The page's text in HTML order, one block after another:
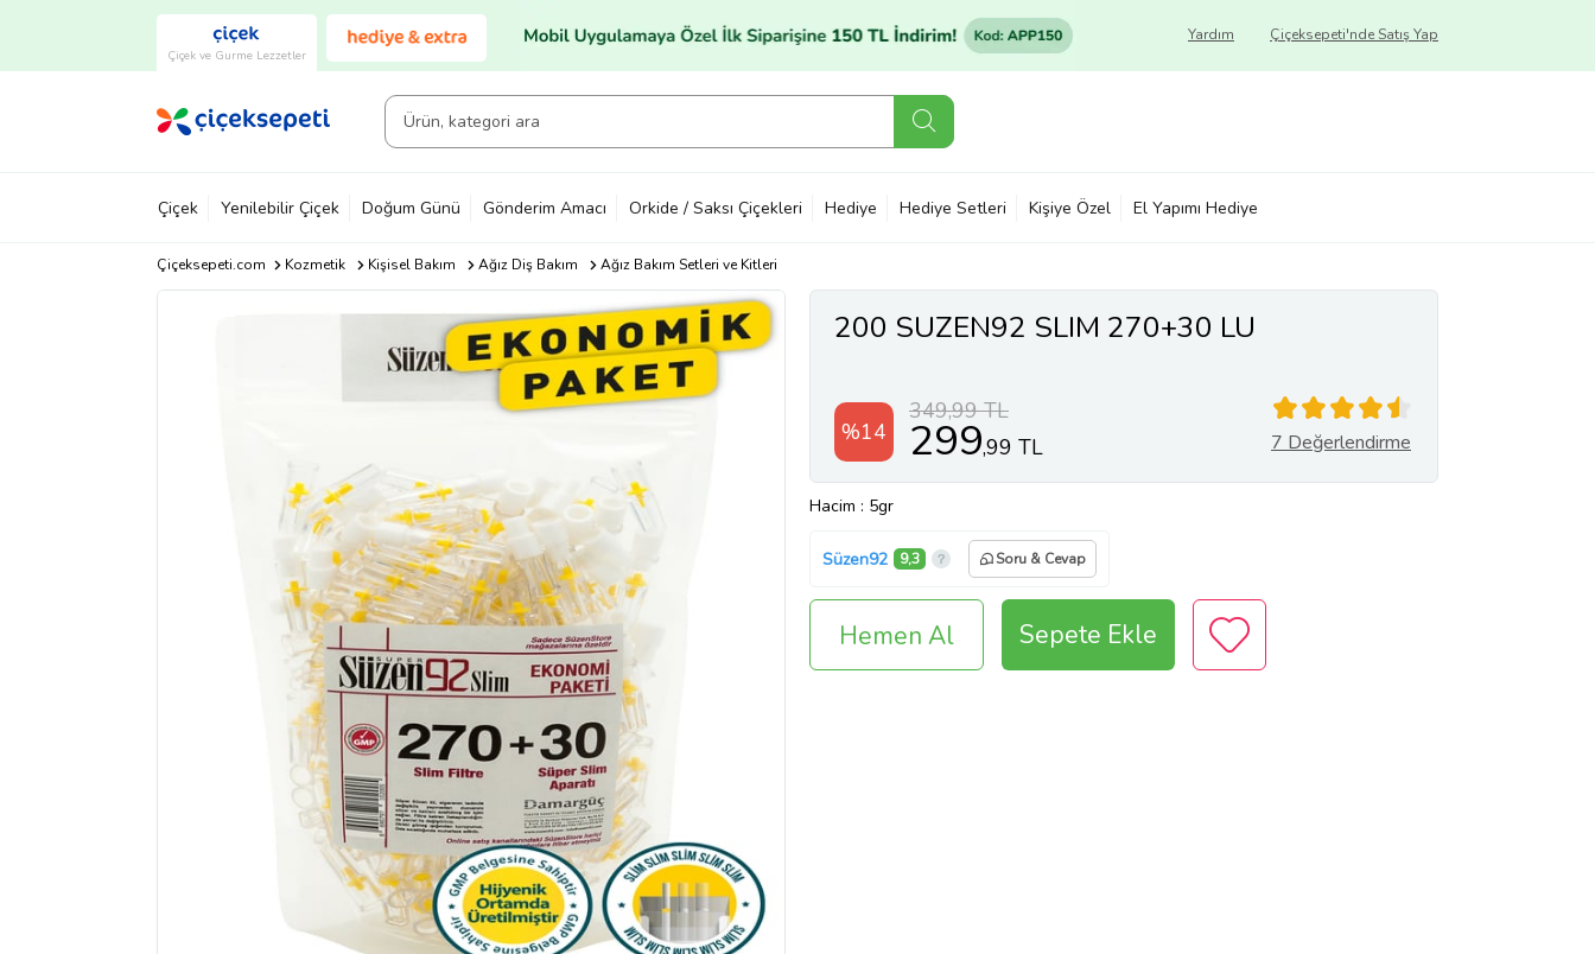
Çiçek ve Gurme Lezzetler
Çiçeksepeti'nde Satış Yap
Yardım
Çiçek Yenilebilir Çiçek Doğum Günü Gönderim Amacı Orkide / Saksı Çiçekleri Hediye Hediye Setleri Kişiye Özel El Yapımı Hediye
Çiçeksepeti.com Kozmetik Kişisel Bakım Ağız Diş Bakım Ağız Bakım Setleri ve Kitleri
200 SUZEN92 SLIM 270+30 LU
%14
349,99 TL
299,99 TL 7 Değerlendirme
Hacim : 5gr
Süzen92 9,3 Soru & Cevap
Hemen Al Sepete Ekle